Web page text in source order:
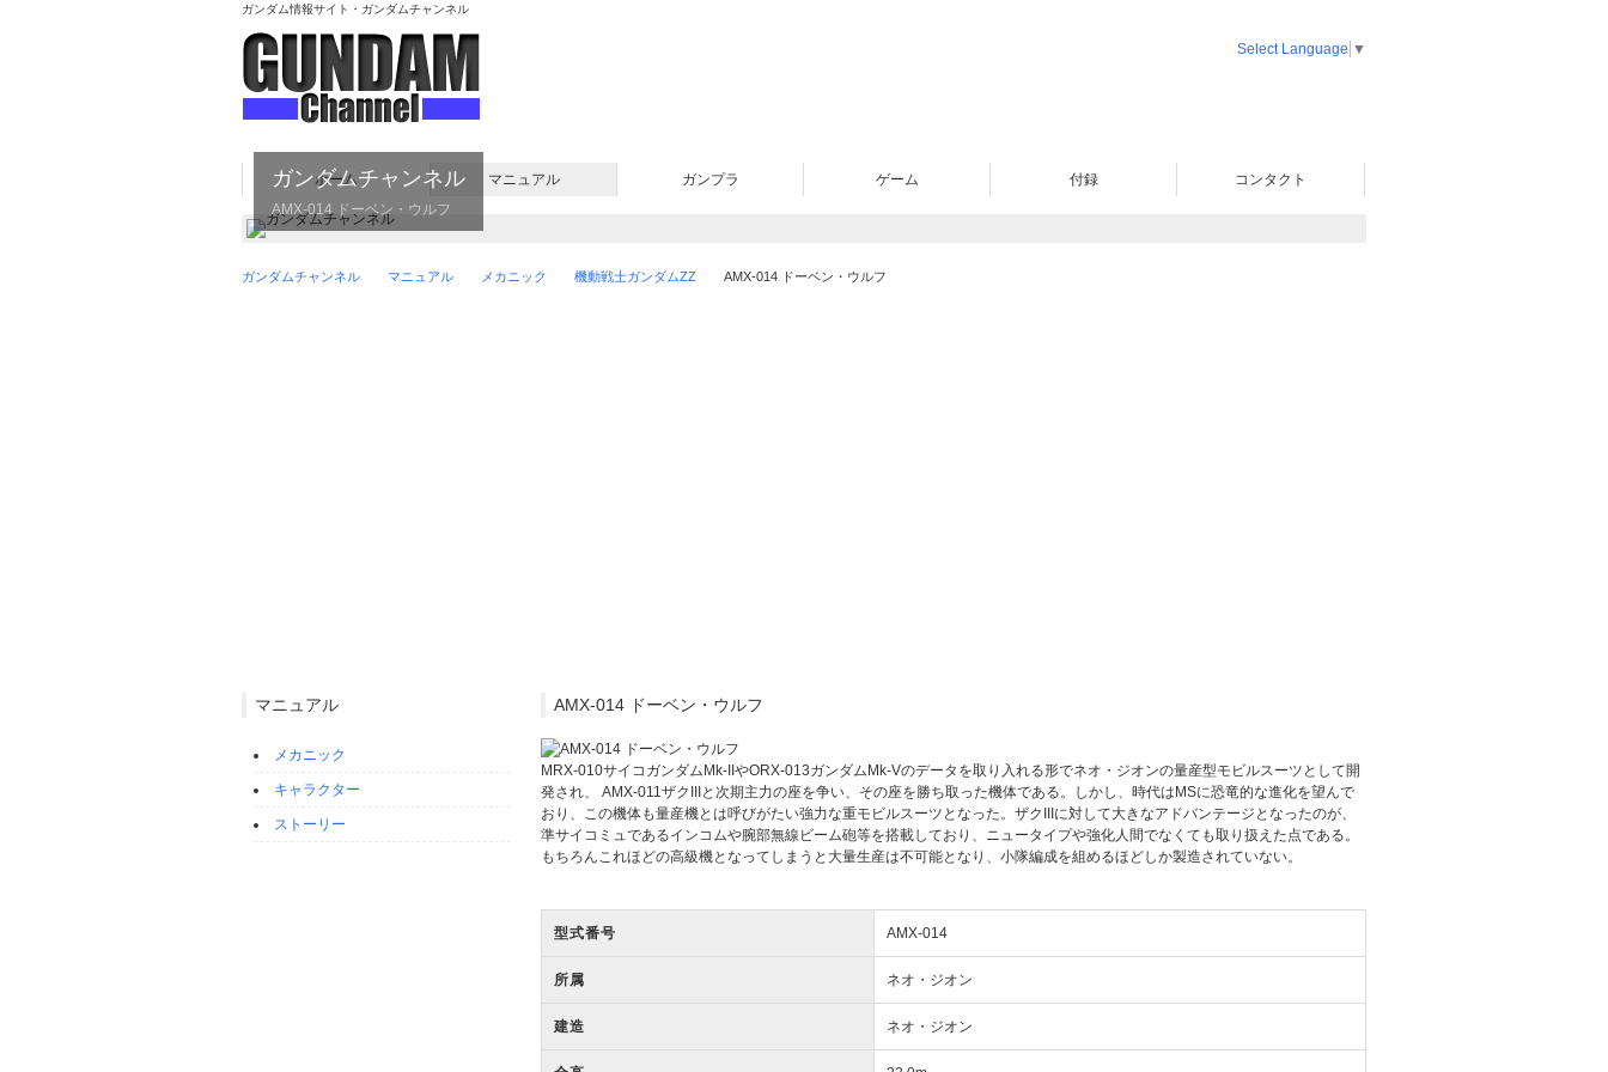
ガンダム情報サイト・ガンダムチャンネル
Select Language ▼
ホーム マニュアル ガンプラ ゲーム 付録 コンタクト
ガンダムチャンネル
AMX-014 ドーベン・ウルフ
ガンダムチャンネル マニュアル メカニック 機動戦士ガンダムΖΖ AMX-014 ドーベン・ウルフ
AMX-014 ドーベン・ウルフ
MRX-010サイコガンダムMk-IIやORX-013ガンダムMk-Vのデータを取り入れる形でネオ・ジオンの量産型モビルスーツとして開
発され、 AMX-011ザクIIIと次期主力の座を争い、その座を勝ち取った機体である。しかし、時代はMSに恐竜的な進化を望んで
おり、この機体も量産機とは呼びがたい強力な重モビルスーツとなった。ザクIIIに対して大きなアドバンテージとなったのが、
準サイコミュであるインコムや腕部無線ビーム砲等を搭載しており、ニュータイプや強化人間でなくても取り扱えた点である。
もちろんこれほどの高級機となってしまうと大量生産は不可能となり、小隊編成を組めるほどしか製造されていない。
型式番号 AMX-014
所属 ネオ・ジオン
建造 ネオ・ジオン
マニュアル
メカニック
キャラクター
ストーリー